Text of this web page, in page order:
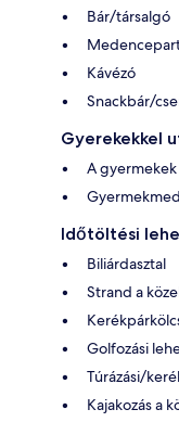
Bár/társalgó
Kávézó
Snackbár/
Gyerekekkel
A
Időtöltési
Biliárdasztal
Strand a
Golfozási
Túrázási/
Kajakozás a